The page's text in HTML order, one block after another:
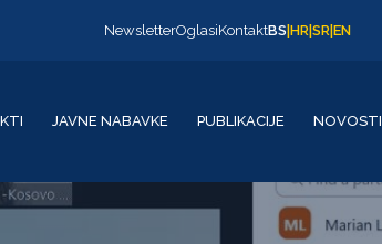
NewsletterOglasiKontaktBS HR SR EN
JAVNE NABAVKE PUBLIKACIJE NOVOSTI